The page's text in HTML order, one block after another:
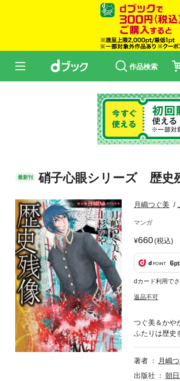
作品検索
最新刊 硝子心眼シリーズ 歴史
月嶋つぐ美
マンガ
660(税込)
6pt
dカード利用で
返品不可
つぐ美＆かや
ふたりは歴史
著者 月嶋
出版社
朝